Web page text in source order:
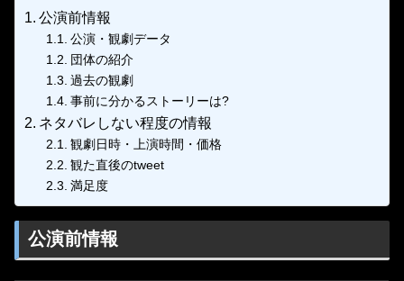
公演前情報
公演・観劇データ
団体の紹介
過去の観劇
事前に分かるストーリーは?
ネタバレしない程度の情報
観劇日時・上演時間・価格
観た直後のtweet
満足度
公演前情報